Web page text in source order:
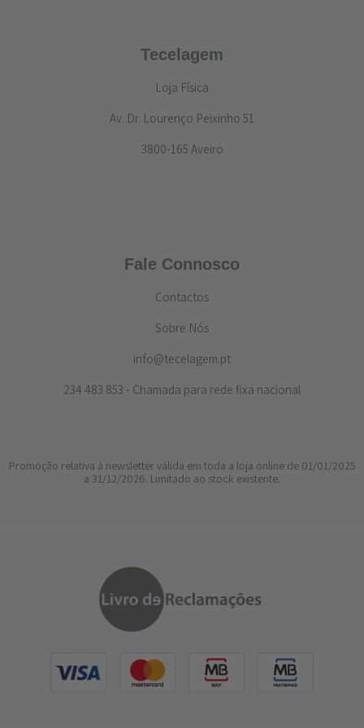
Tecelagem
Loja Física
Av. Dr. Lourenço Peixinho 51
3800-165 Aveiro
Fale Connosco
Contactos
Sobre Nós
info@tecelagem.pt
234 483 853 - Chamada para rede fixa nacional
Promoção relativa à newsletter válida em toda a loja online de 01/01/2025
a 31/12/2026. Limitado ao stock existente.